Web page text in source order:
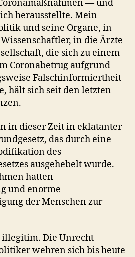
— und
herausstellte. Mein
und seine Organe, in
in die Ärzte
die sich zu einem
Coronabetrug aufgrund
Falschinformiertheit
hält sich seit den letzten
in dieser Zeit in eklatanter
das durch eine
des
ausgehebelt wurde.
hatten
und enorme
der Menschen zur
illegitim. Die Unrecht
wehren sich bis heute